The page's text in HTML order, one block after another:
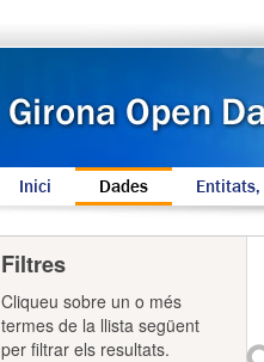
Inici Dades
Filtres
Cliqueu sobre un o més
termes de la llista següent
per filtrar els resultats.